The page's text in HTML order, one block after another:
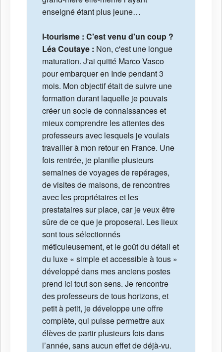
enseigné étant plus jeune…
I-tourisme : C'est venu d'un coup ?
Léa Coutaye : Non, c'est une longue
maturation. J'ai quitté Marco Vasco
pour embarquer en Inde pendant 3
mois. Mon objectif était de suivre une
formation durant laquelle je pouvais
créer un socle de connaissances et
mieux comprendre les attentes des
professeurs avec lesquels je voulais
travailler à mon retour en France. Une
fois rentrée, je planifie plusieurs
semaines de voyages de repérages,
de visites de maisons, de rencontres
avec les propriétaires et les
prestataires sur place, car je veux être
sûre de ce que je proposerai. Les lieux
sont tous sélectionnés
méticuleusement, et le goût du détail et
du luxe « simple et accessible à tous »
développé dans mes anciens postes
prend ici tout son sens. Je rencontre
des professeurs de tous horizons, et
petit à petit, je développe une offre
complète, qui puisse permettre aux
élèves de partir plusieurs fois dans
l’année, sans aucun effet de déjà-vu.